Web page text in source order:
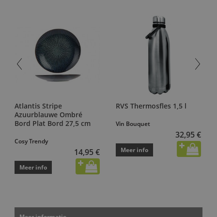
Atlantis Stripe
Azuurblauwe Ombré
Bord Plat Bord 27,5 cm
Cosy Trendy
14,95 €
Meer info
RVS Thermosfles 1,5 l
Vin Bouquet
32,95 €
Meer info